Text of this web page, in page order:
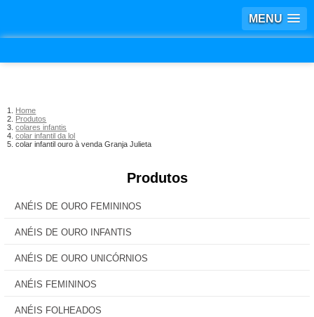
MENU
Home
Produtos
colares infantis
colar infantil da lol
colar infantil ouro à venda Granja Julieta
Produtos
ANÉIS DE OURO FEMININOS
ANÉIS DE OURO INFANTIS
ANÉIS DE OURO UNICÓRNIOS
ANÉIS FEMININOS
ANÉIS FOLHEADOS